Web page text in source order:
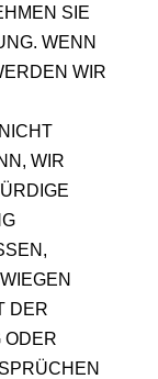
SIE
WENN
WIR
WIR
DER
ODER